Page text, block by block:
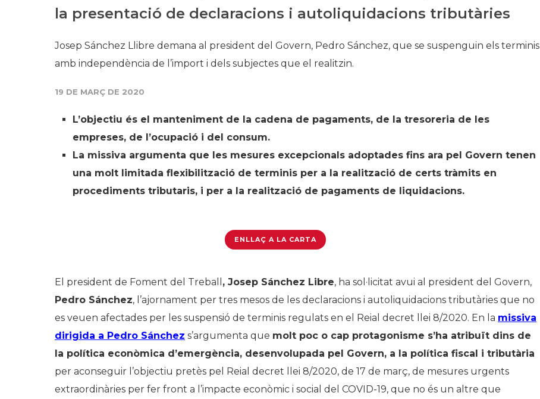
la presentació de declaracions i autoliquidacions tributàries
Josep Sánchez Llibre demana al president del Govern, Pedro Sánchez, que se suspenguin els terminis
amb independència de l’import i dels subjectes que el realitzin.
19 DE MARÇ DE 2020
L’objectiu és el manteniment de la cadena de pagaments, de la tresoreria de les
empreses, de l’ocupació i del consum.
La missiva argumenta que les mesures excepcionals adoptades fins ara pel Govern tenen
una molt limitada flexibilització de terminis per a la realització de certs tràmits en
procediments tributaris, i per a la realització de pagaments de liquidacions.
ENLLAÇ A LA CARTA
El president de Foment del Treball , Josep Sánchez Libre, ha sol·licitat avui al president del Govern,
Pedro Sánchez, l’ajornament per tres mesos de les declaracions i autoliquidacions tributàries que no
es veuen afectades per les suspensió de terminis regulats en el Reial decret llei 8/2020. En la missiva
dirigida a Pedro Sánchez s’argumenta que molt poc o cap protagonisme s’ha atribuït dins de
la política econòmica d’emergència, desenvolupada pel Govern, a la política fiscal i tributària
per aconseguir l’objectiu pretès pel Reial decret llei 8/2020, de 17 de març, de mesures urgents
extraordinàries per fer front a l’impacte econòmic i social del COVID-19, que no és un altre que